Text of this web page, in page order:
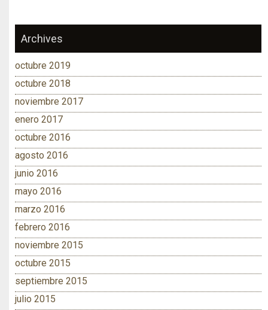
Archives
octubre 2019
octubre 2018
noviembre 2017
enero 2017
octubre 2016
agosto 2016
junio 2016
mayo 2016
marzo 2016
febrero 2016
noviembre 2015
octubre 2015
septiembre 2015
julio 2015